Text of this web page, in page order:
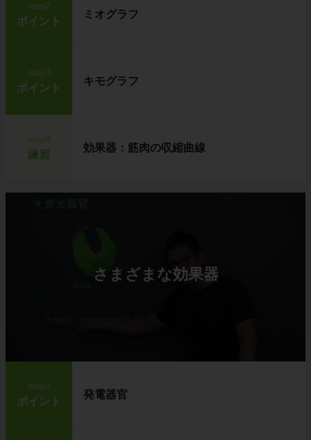
step2
ポイント
ミオグラフ
step3
ポイント
キモグラフ
練習
効果器：筋肉の収縮曲線
さまざまな効果器
step1
ポイント
発電器官